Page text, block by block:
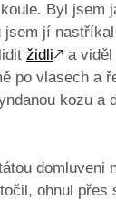
Byl jsem
jí
židli🡕 a
po vlasech a
kozu a
domluveni
ohnul